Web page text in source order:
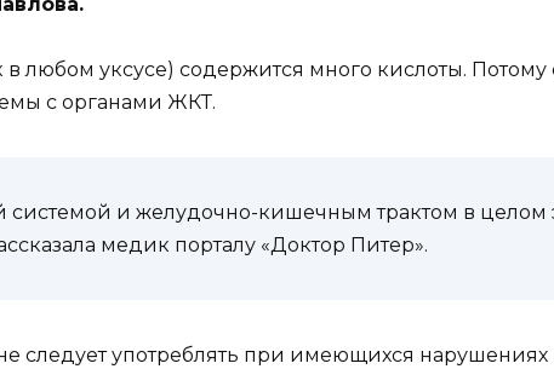
любом уксусе) содержится много кислоты. Потому
с органами ЖКТ.
и желудочно-кишечным трактом в целом
медик порталу «Доктор Питер».
следует употреблять при имеющихся нарушениях